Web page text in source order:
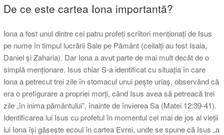
De ce este cartea Iona importantă?
Iona a fost unul dintre cei patru profeți scriitori menționați de Isus
pe nume în timpul lucrării Sale pe Pământ (ceilalți au fost Isaia,
Daniel și Zaharia). Dar Iona a avut parte de mai mult decât de o
simplă menționare. Isus chiar S-a identificat cu situația în care
Iona a petrecut trei zile în stomacul unui pește uriaș, observând că
era o prefigurare a propriei morți, când Isus avea să petreacă trei
zile „în inima pământului”, înainte de învierea Sa (Matei 12:39-41).
Identificarea lui Isus cu profetul în momentul cel mai de jos al vieții
lui Iona își găsește ecoul în cartea Evrei, unde se spune că Isus „a